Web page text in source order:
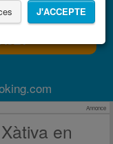
J'ACCEPTE
Annonce
en